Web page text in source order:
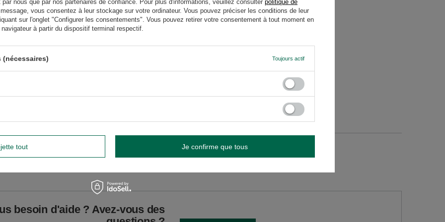
Pologne NIP: 6121860348 REGON: 366578876 info@venusti.eu
XL
les tailles 1000
besoin d'aide ? Avez-vous des
nous que par nos partenaires de confiance. Pour plus d'informations, veuillez consulter politique de
vous consentez à leur stockage sur votre ordinateur. Vous pouvez préciser les conditions de leur
sur l'onglet "Configurer les consentements". Vous pouvez retirer votre consentement à tout moment en
à partir du dispositif terminal respectif.
Toujours actif
tout Je confirme que tous